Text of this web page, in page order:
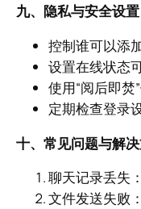
九、隐私与安全设置
控制谁可以添
设置在线状态
使用“阅后即焚
定期检查登录
十、常见问题与解
聊天记录丢失
文件发送失败